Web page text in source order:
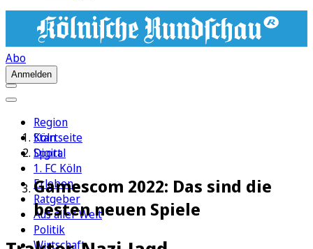
Abo
Anmelden
Region
Köln
Sport
1. FC Köln
Erleben
Ratgeber
Aus aller Welt
Politik
Wirtschaft
Startseite
Digital
Gamescom 2022: Das sind die
besten neuen Spiele